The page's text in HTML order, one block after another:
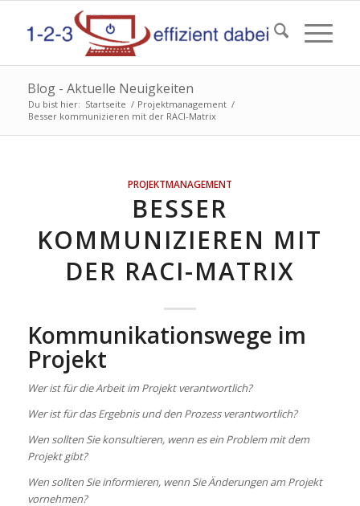
Blog - Aktuelle Neuigkeiten
Du bist hier: Startseite / Projektmanagement /
Besser kommunizieren mit der RACI-Matrix
PROJEKTMANAGEMENT
BESSER
KOMMUNIZIEREN MIT
DER RACI-MATRIX
Kommunikationswege im
Projekt
Wer ist für die Arbeit im Projekt verantwortlich?
Wer ist für das Ergebnis und den Prozess verantwortlich?
Wen sollten Sie konsultieren, wenn es ein Problem mit dem
Projekt gibt?
Wen sollten Sie informieren, wenn Sie Änderungen am Projekt
vornehmen?